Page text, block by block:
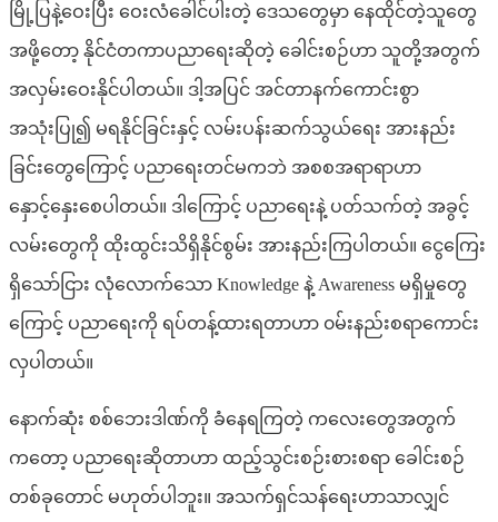
မြို့ပြ‌နဲ့ဝေးပြီး ဝေးလံခေါင်ပါးတဲ့ ‌ဒေသတွေမှာ နေထိုင်တဲ့သူတွေ
အဖို့တော့ နိုင်ငံတကာပညာရေးဆိုတဲ့ ခေါင်းစဉ်ဟာ သူတို့အတွက်
အလှမ်းဝေးနိုင်ပါတယ်။ ဒါ့အပြင် အင်တာနက်ကောင်းစွာ
အသုံးပြု၍ မရနိုင်ခြင်းနှင့် လမ်းပန်းဆက်သွယ်ရေး အားနည်း
ခြင်းတွေကြောင့် ပညာရေးတင်မကဘဲ အစစအရာရာဟာ
နှောင့်နှေးစေပါတယ်။ ဒါကြောင့် ပညာရေးနဲ့ ပတ်သက်တဲ့ အခွင့်
လမ်းတွေကို ထိုးထွင်းသိရှိနိုင်စွမ်း အားနည်းကြပါတယ်။ ငွေကြေး
ရှိသော်ငြား လုံလောက်သော Knowledge နဲ့ Awareness မရှိမှုတွေ
ကြောင့် ပညာရေးကို ရပ်တန့်ထားရတာဟာ ၀မ်းနည်းစရာကောင်း
လှပါတယ်။
နောက်ဆုံး စစ်ဘေးဒါဏ်ကို ခံနေရကြတဲ့ ကလေးတွေအတွက်
ကတော့ ပညာရေးဆိုတာဟာ ထည့်သွင်းစဉ်းစားစရာ ခေါင်းစဉ်
တစ်ခုတောင် မဟုတ်ပါဘူး။ အသက်ရှင်သန်ရေးဟာသာလျှင်